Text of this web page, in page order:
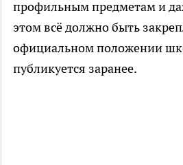
профильным предметам и
этом всё должно быть
официальном положении
публикуется заранее.